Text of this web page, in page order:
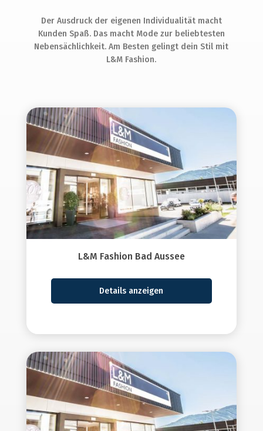
Der Ausdruck der eigenen Individualität macht
Kunden Spaß. Das macht Mode zur beliebtesten
Nebensächlichkeit. Am Besten gelingt dein Stil mit
L&M Fashion.
L&M Fashion Bad Aussee
Details anzeigen